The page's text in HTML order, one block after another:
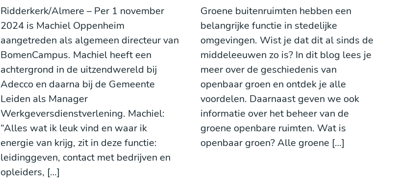
Ridderkerk/Almere – Per 1 november
2024 is Machiel Oppenheim
aangetreden als algemeen directeur van
BomenCampus. Machiel heeft een
achtergrond in de uitzendwereld bij
Adecco en daarna bij de Gemeente
Leiden als Manager
Werkgeversdienstverlening. Machiel:
“Alles wat ik leuk vind en waar ik
energie van krijg, zit in deze functie:
leidinggeven, contact met bedrijven en
opleiders, […]
Groene buitenruimten hebben een
belangrijke functie in stedelijke
omgevingen. Wist je dat dit al sinds de
middeleeuwen zo is? In dit blog lees je
meer over de geschiedenis van
openbaar groen en ontdek je alle
voordelen. Daarnaast geven we ook
informatie over het beheer van de
groene openbare ruimten. Wat is
openbaar groen? Alle groene […]